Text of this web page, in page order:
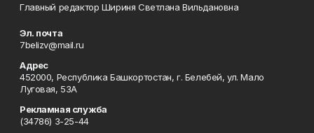
Главный редактор Шириня Светлана Вильдановна
Эл. почта
7belizv@mail.ru
Адрес
452000, Республика Башкортостан, г. Белебей, ул. Мало
Луговая, 53А
Рекламная служба
(34786) 3-25-44